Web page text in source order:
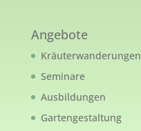
Angebote
Kräuterwanderungen
Seminare
Ausbildungen
Gartengestaltung